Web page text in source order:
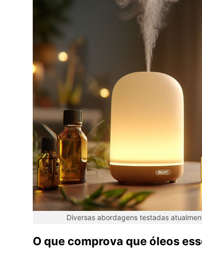
Diversas abordagens testadas
O que comprova que óleos